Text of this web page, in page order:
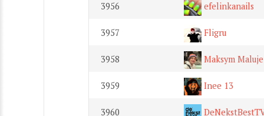
3956 efelinkanails
3957 Fligru
3958 Maksym Maluje
3959 Inee 13
3960